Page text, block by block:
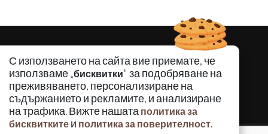
С използването на сайта вие приемате, че
използваме „бисквитки" за подобряване на
преживяването, персонализиране на
съдържанието и рекламите, и анализиране
на трафика. Вижте нашата политика за
бисквитките и политика за поверителност.